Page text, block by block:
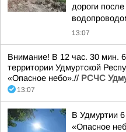
дороги
13:07
Внимание! В 12 час. 30 мин. 6
территории Удмуртской
«Опасное небо».// РСЧС
13:07
В Удмуртии 6
«Опасное